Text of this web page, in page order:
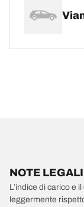
NOTE LEGALI
L’indice di carico e
leggermente